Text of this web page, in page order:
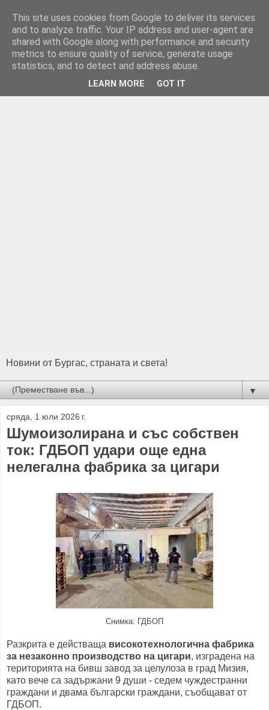
Новини от Бургас, страната и света!
▼
сряда, 1 юли 2026 г.
Шумоизолирана и със собствен
ток: ГДБОП удари още една
нелегална фабрика за цигари
Снимка: ГДБОП
Разкрита е действаща високотехнологична фабрика
за незаконно производство на цигари, изградена на
територията на бивш завод за целулоза в град Мизия,
като вече са задържани 9 души - седем чуждестранни
граждани и двама български граждани, съобщават от
ГДБОП.
This site uses cookies from Google to deliver its services
and to analyze traffic. Your IP address and user-agent are
shared with Google along with performance and security
metrics to ensure quality of service, generate usage
statistics, and to detect and address abuse.
LEARN MORE GOT IT